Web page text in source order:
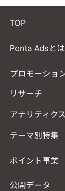
TOP
Ponta Adsとは
プロモーショ
リサーチ
アナリティクス
テーマ別特集
ポイント事業
公開データ